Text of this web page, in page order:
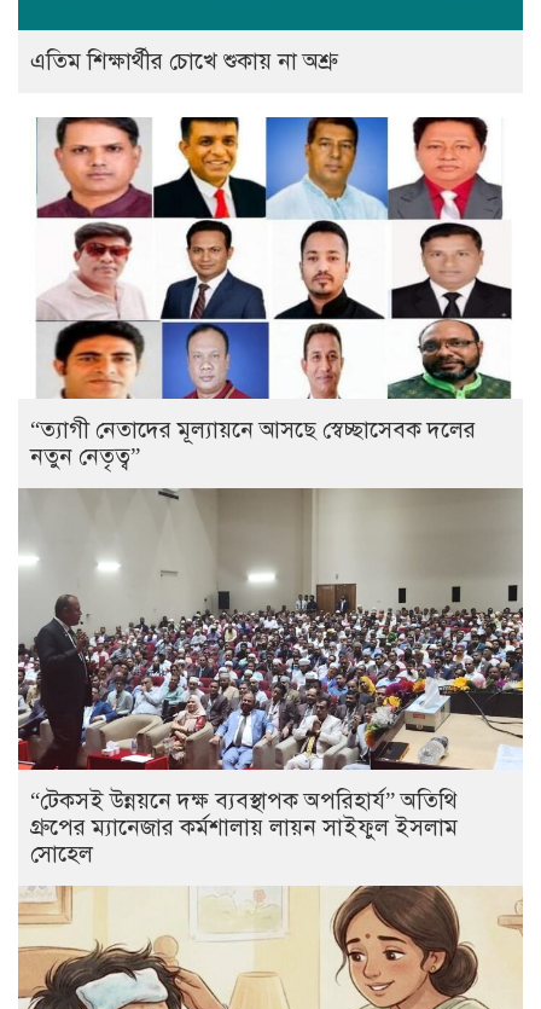
এতিম শিক্ষার্থীর চোখে শুকায় না অশ্রু
“ত্যাগী নেতাদের মূল্যায়নে আসছে স্বেচ্ছাসেবক দলের
নতুন নেতৃত্ব”
“টেকসই উন্নয়নে দক্ষ ব্যবস্থাপক অপরিহার্য” অতিথি
গ্রুপের ম্যানেজার কর্মশালায় লায়ন সাইফুল ইসলাম
সোহেল